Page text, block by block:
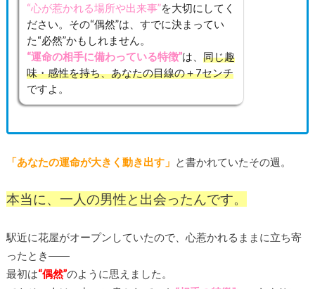
“心が惹かれる場所や出来事”を大切にしてく
ださい。その“偶然”は、すでに決まってい
た“必然”かもしれません。
“運命の相手に備わっている特徴”は、同じ趣
味・感性を持ち、あなたの目線の＋7センチ
ですよ。
「あなたの運命が大きく動き出す」 と書かれていたその週。
本当に、一人の男性と出会ったんです。
駅近に花屋がオープンしていたので、心惹かれるままに立ち寄
ったとき――
最初は“偶然”のように思えました。